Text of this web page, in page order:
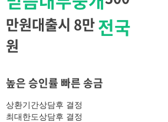
전국
만원대출시 8만
원
높은 승인률 빠른 송금
상환기간상담후 결정
최대한도상담후 결정